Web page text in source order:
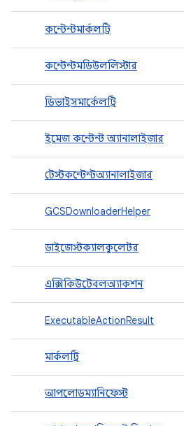
কন্টেন্টমার্কলট্রি
কন্টেন্টমডিউললিস্টার
ডিভাইসমার্কেলট্রি
ইমেজ কন্টেন্ট অ্যানালাইজার
টেস্টকন্টেন্টঅ্যানালাইজার
GCSDownloaderHelper
ডাইজেস্টক্যালকুলেটর
এক্সিকিউটেবলঅ্যাকশন
ExecutableActionResult
মার্কলট্রি
আপলোডম্যানিফেস্ট